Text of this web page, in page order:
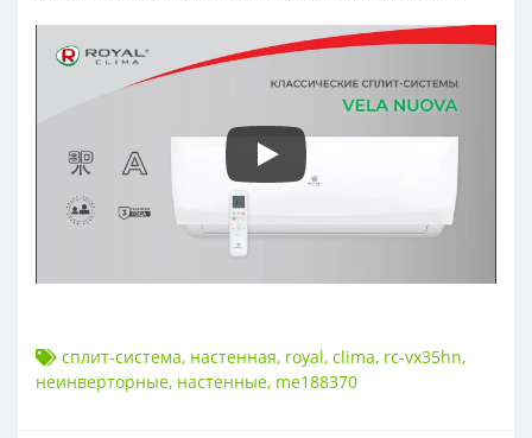
сплит-система, настенная, royal, clima, rc-vx35hn,
неинверторные, настенные, me188370